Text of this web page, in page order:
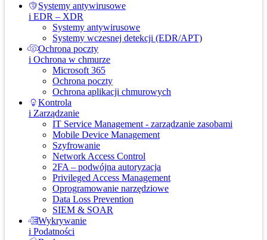
Systemy antywirusowe
i EDR – XDR
Systemy antywirusowe
Systemy wczesnej detekcji (EDR/APT)
Ochrona poczty
i Ochrona w chmurze
Microsoft 365
Ochrona poczty
Ochrona aplikacji chmurowych
Kontrola
i Zarządzanie
IT Service Management - zarządzanie zasobami
Mobile Device Management
Szyfrowanie
Network Access Control
2FA – podwójna autoryzacja
Privileged Access Management
Oprogramowanie narzędziowe
Data Loss Prevention
SIEM & SOAR
Wykrywanie
i Podatności